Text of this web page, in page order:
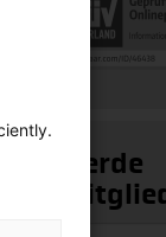
ich werde